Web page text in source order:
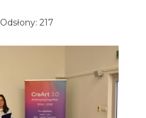
Odsłony: 217